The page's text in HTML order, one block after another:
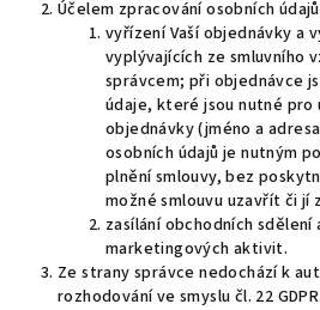
Účelem zpracování osobních
vyřízení Vaší objednávky a
vyplývajících ze smluvního
správcem; při objednávce
údaje, které jsou nutné pro
objednávky (jméno a
osobních údajů je nutným
plnění smlouvy, bez
možné smlouvu uzavřít či jí
zasílání obchodních sdělení
marketingových aktivit.
Ze strany správce nedochází k
rozhodování ve smyslu čl. 22 GDPR.